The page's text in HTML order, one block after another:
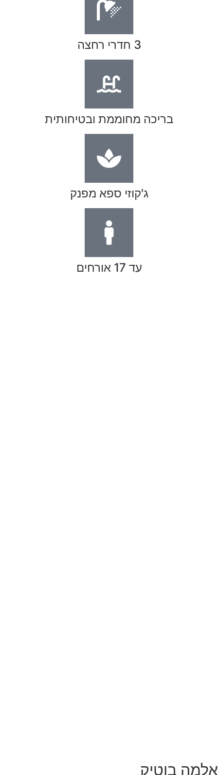
3 חדרי רחצה
בריכה מחוממת ובטיחותית
ג'קוזי ספא מפנק
עד 17 אורחים
אלמה בוטיק